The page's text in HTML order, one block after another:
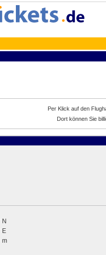
Per Klick auf den
Dort können Sie
N
E
m